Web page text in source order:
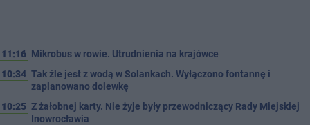
11:16 Mikrobus w rowie. Utrudnienia na krajówce
10:34 Tak źle jest z wodą w Solankach. Wyłączono fontannę i
zaplanowano dolewkę
10:25 Z żałobnej karty. Nie żyje były przewodniczący Rady Miejskiej
Inowrocławia